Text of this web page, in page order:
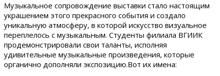
Музыкальное сопровождение выставки стало настоящим
украшением этого прекрасного события и создало
уникальную атмосферу, в которой искусство визуальное
переплелось с музыкальным. Студенты филиала ВГИИК
продемонстрировали свои таланты, исполняя
удивительные музыкальные произведения, которые
органично дополняли экспозицию.Вот их имена: